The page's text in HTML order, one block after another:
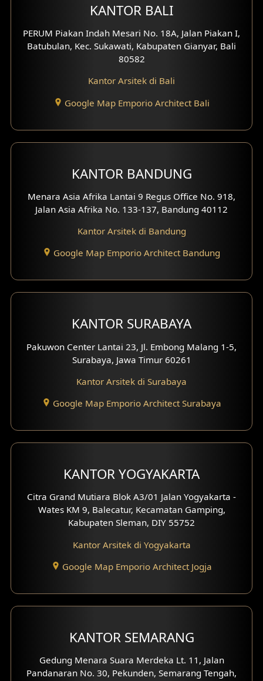
Desain Eksterior Perumahan
Desain Hotel
Desain Klinik
Desain Perumahan
Desain Interior Klinik
Desain Interior Kantor
Desain Interior Hotel
Eksterior Tampak Hook
Fasad Ruko
Fasad Klinik
Desain Basement
Desain Carport
Desain Rumah Scandinavian
Desain Rumah Tradisional
Desain Rumah Santorini
KANTOR BALI
PERUM Piakan Indah Mesari No. 18A, Jalan Piakan I,
Batubulan, Kec. Sukawati, Kabupaten Gianyar, Bali
80582
Kantor Arsitek di Bali
Google Map Emporio Architect Bali
KANTOR BANDUNG
Menara Asia Afrika Lantai 9 Regus Office No. 918,
Jalan Asia Afrika No. 133-137, Bandung 40112
Kantor Arsitek di Bandung
Google Map Emporio Architect Bandung
KANTOR SURABAYA
Pakuwon Center Lantai 23, Jl. Embong Malang 1-5,
Surabaya, Jawa Timur 60261
Kantor Arsitek di Surabaya
Google Map Emporio Architect Surabaya
KANTOR YOGYAKARTA
Citra Grand Mutiara Blok A3/01 Jalan Yogyakarta -
Wates KM 9, Balecatur, Kecamatan Gamping,
Kabupaten Sleman, DIY 55752
Kantor Arsitek di Yogyakarta
Google Map Emporio Architect Jogja
KANTOR SEMARANG
Gedung Menara Suara Merdeka Lt. 11, Jalan
Pandanaran No. 30, Pekunden, Semarang Tengah,